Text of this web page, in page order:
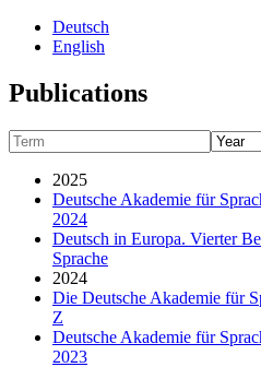
Deutsch
English
Publications
2025
Deutsche Akademie für
2024
Deutsch in Europa. Vierter
Sprache
2024
Die Deutsche Akademie für
Z
Deutsche Akademie für
2023